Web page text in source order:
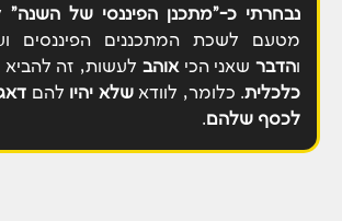
נבחרתי כ-"מתכנן הפיננסי של השנה"
מטעם לשכת המתכננים הפיננסים
והדבר שאני הכיאוהב לעשות, זה להביא
כלכלית. כלומר, לוודאשלא יהיו להם
לכסף שלהם.